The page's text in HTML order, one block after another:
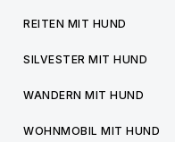
REITEN MIT HUND
SILVESTER MIT HUND
WANDERN MIT HUND
WOHNMOBIL MIT HUND